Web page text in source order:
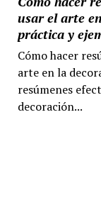
usar el arte
práctica y
Cómo hacer
arte en la
resúmenes
decoración...